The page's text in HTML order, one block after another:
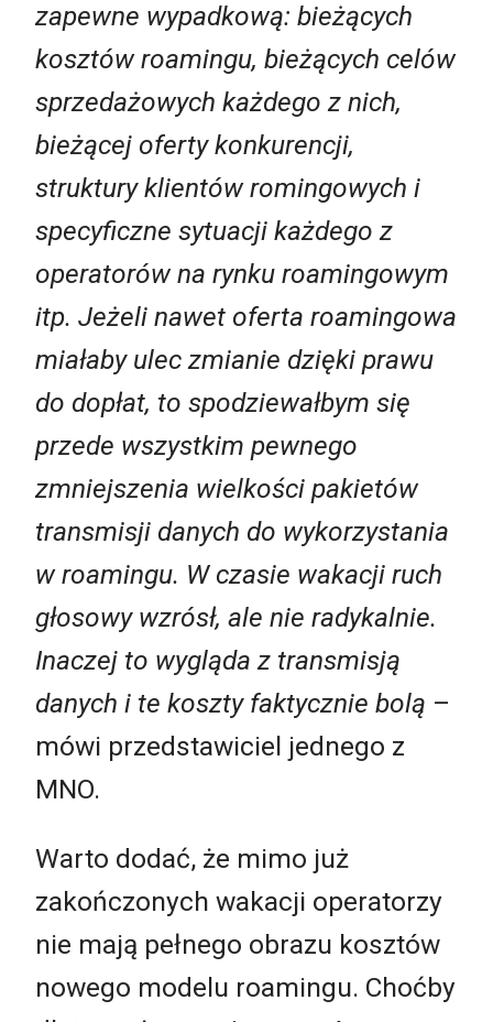
zapewne wypadkową: bieżących
kosztów roamingu, bieżących celów
sprzedażowych każdego z nich,
bieżącej oferty konkurencji,
struktury klientów romingowych i
specyficzne sytuacji każdego z
operatorów na rynku roamingowym
itp. Jeżeli nawet oferta roamingowa
miałaby ulec zmianie dzięki prawu
do dopłat, to spodziewałbym się
przede wszystkim pewnego
zmniejszenia wielkości pakietów
transmisji danych do wykorzystania
w roamingu. W czasie wakacji ruch
głosowy wzrósł, ale nie radykalnie.
Inaczej to wygląda z transmisją
danych i te koszty faktycznie bolą –
mówi przedstawiciel jednego z
MNO.
Warto dodać, że mimo już
zakończonych wakacji operatorzy
nie mają pełnego obrazu kosztów
nowego modelu roamingu. Choćby